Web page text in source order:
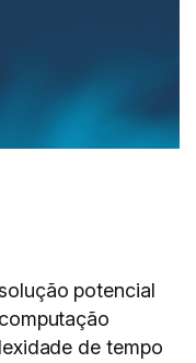
potencial
de tempo